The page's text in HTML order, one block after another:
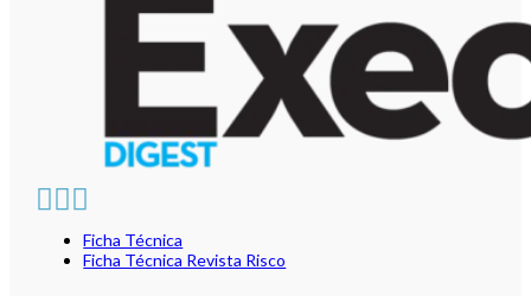
Ficha Técnica
Ficha Técnica Revista Risco